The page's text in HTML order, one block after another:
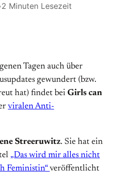
2 Minuten Lesezeit
Tagen auch über
gewundert (bzw.
hat) findet bei Girls can
viralen Anti-
Streeruwitz. Sie hat ein
„Das wird mir alles nicht
Feministin“ veröffentlicht